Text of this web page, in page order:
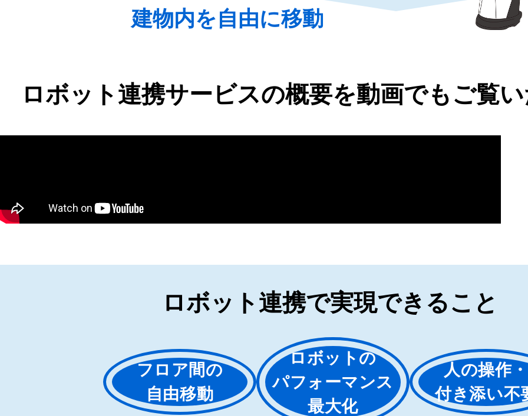
建物内を自由に移動
ロボット連携サービスの概要を動画でもご覧
ロボット連携で実現できること
フロア間の
自由移動
ロボットの
パフォーマンス
最大化
人の操作・
付き添い不